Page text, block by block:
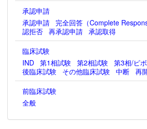
承認申請
承認申請
完全回答（Complete
認拒否 再承認申請 承認取得
臨床試験
IND 第1相試験 第2相試験 第3相/ピ
後臨床試験
その他臨床試験 中断 再
前臨床試験
全般